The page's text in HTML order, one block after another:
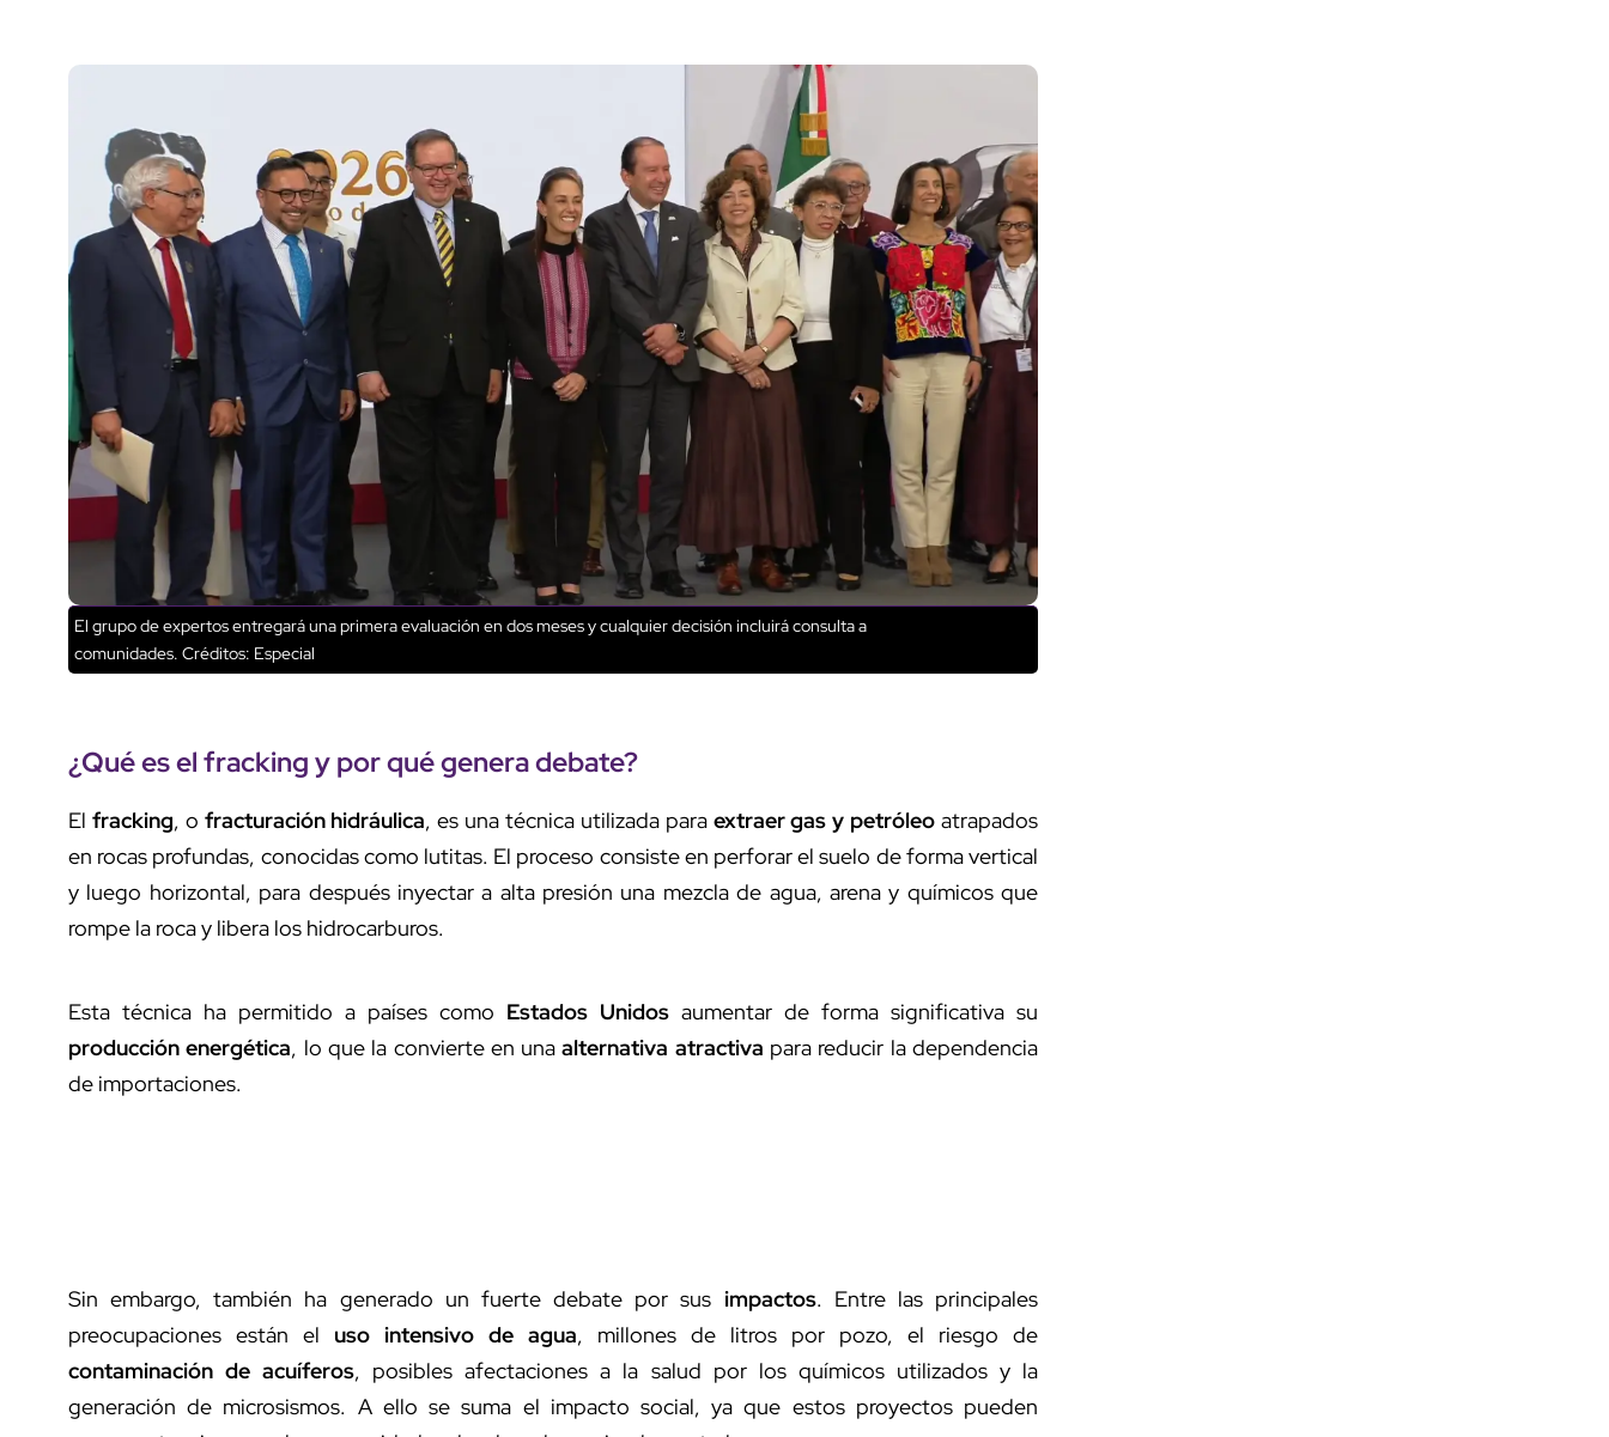
El grupo de expertos entregará una primera evaluación en dos meses y cualquier decisión incluirá consulta a
comunidades. Créditos: Especial
¿Qué es elfrackingy por qué genera debate?
El fracking, o fracturación hidráulica, es una técnica utilizada para extraer gas y petróleo atrapados
en rocas profundas, conocidas como lutitas. El proceso consiste en perforar el suelo de forma vertical
y luego horizontal, para después inyectar a alta presión una mezcla de agua, arena y químicos que
rompe la roca y libera los hidrocarburos.
Esta técnica ha permitido a países como Estados Unidos aumentar de forma significativa su
producción energética, lo que la convierte en unaalternativa atractiva para reducir la dependencia
de importaciones.
Sin embargo, también ha generado un fuerte debate por sus impactos. Entre las principales
preocupaciones están el uso intensivo de agua, millones de litros por pozo, el riesgo de
contaminación de acuíferos, posibles afectaciones a la salud por los químicos utilizados y la
generación de microsismos. A ello se suma el impacto social, ya que estos proyectos pueden